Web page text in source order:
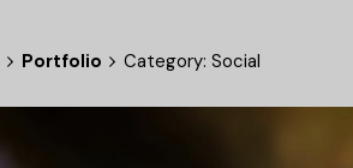
Portfolio Category: Social